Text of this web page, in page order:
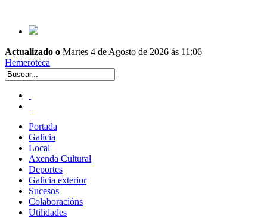
Actualizado o Martes 4 de Agosto de 2026 ás 11:06
Hemeroteca
Portada
Galicia
Local
Axenda Cultural
Deportes
Galicia exterior
Sucesos
Colaboracións
Utilidades